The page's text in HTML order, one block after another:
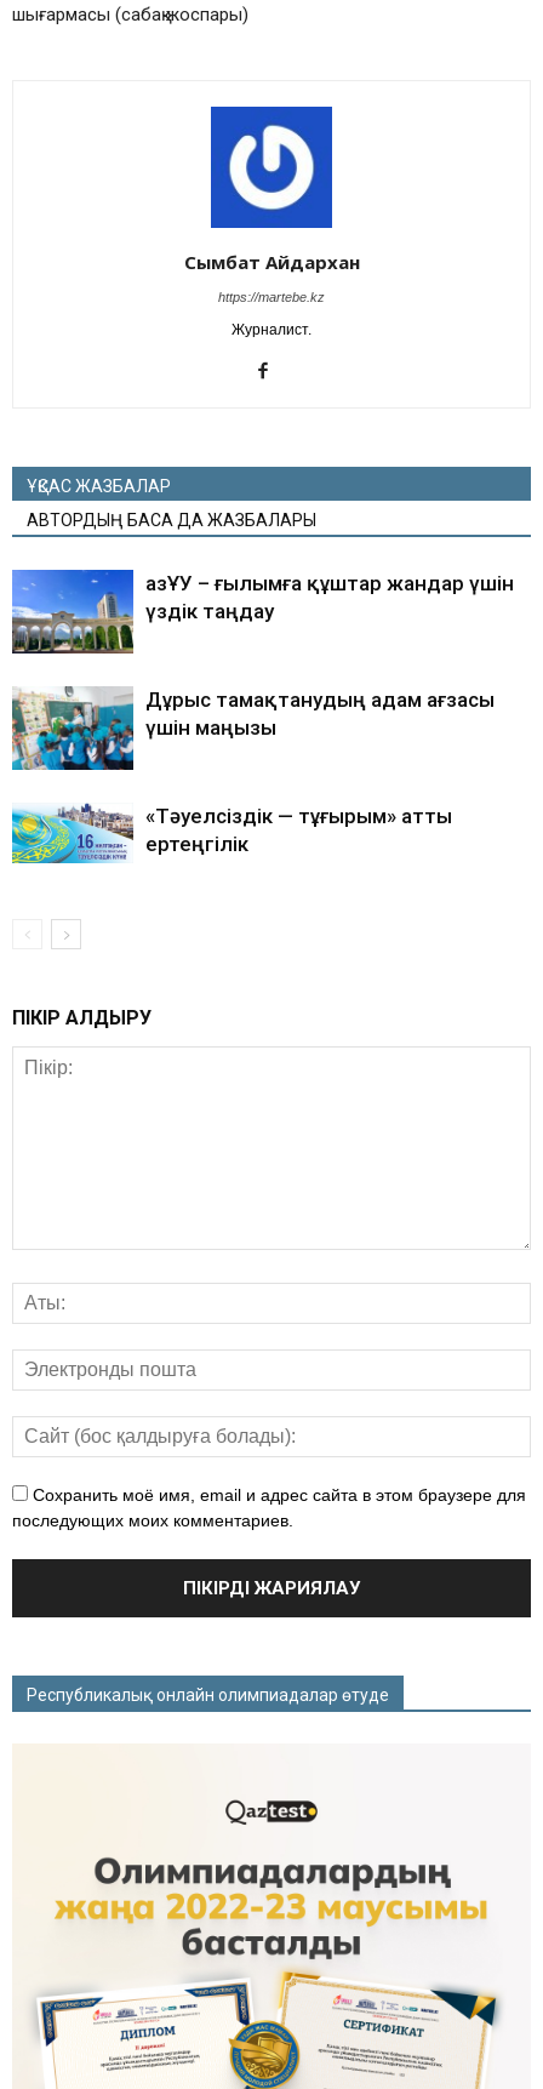
шығармасы (сабақ жоспары)
Сымбат Айдархан
https://martebe.kz
Журналист.
ҰҚСАС ЖАЗБАЛАР
АВТОРДЫҢ БАСҚА ДА ЖАЗБАЛАРЫ
ҚазҰУ – ғылымға құштар жандар үшін
үздік таңдау
Дұрыс тамақтанудың адам ағзасы
үшін маңызы
«Тәуелсіздік — тұғырым» атты
ертеңгілік
ПІКІР ҚАЛДЫРУ
Сохранить моё имя, email и адрес сайта в этом браузере для
последующих моих комментариев.
Республикалық онлайн олимпиадалар өтуде